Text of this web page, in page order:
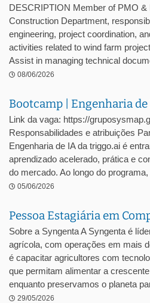
DESCRIPTION Member of PMO &
Construction Department,
engineering, project coordination,
activities related to wind farm
Assist in managing technical
08/06/2026
Bootcamp | Engenharia de
Link da vaga: https://
Responsabilidades e atribuições
Engenharia de IA da triggo.ai é
aprendizado acelerado, prática e
do mercado. Ao longo do
05/06/2026
Pessoa Estagiária em
Sobre a Syngenta A Syngenta é
agrícola, com operações em mais
é capacitar agricultores com
que permitam alimentar a
enquanto preservamos o planeta
29/05/2026